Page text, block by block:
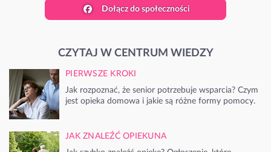
Dołącz do społeczności
CZYTAJ W CENTRUM WIEDZY
PIERWSZE KROKI
Jak rozpoznać, że senior potrzebuje wsparcia? Czym
jest opieka domowa i jakie są różne formy pomocy.
JAK ZNALEŹĆ OPIEKUNA